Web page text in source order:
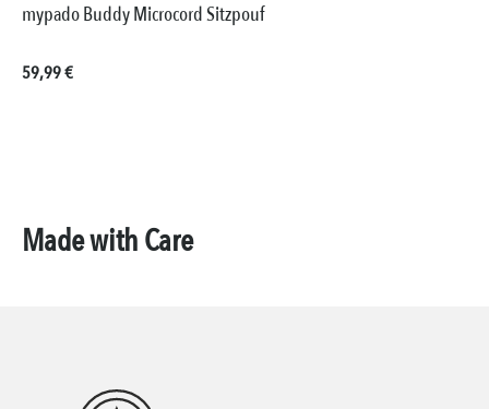
mypado Buddy Microcord Sitzpouf
Regulärer Preis:
59,99 €
Made with Care